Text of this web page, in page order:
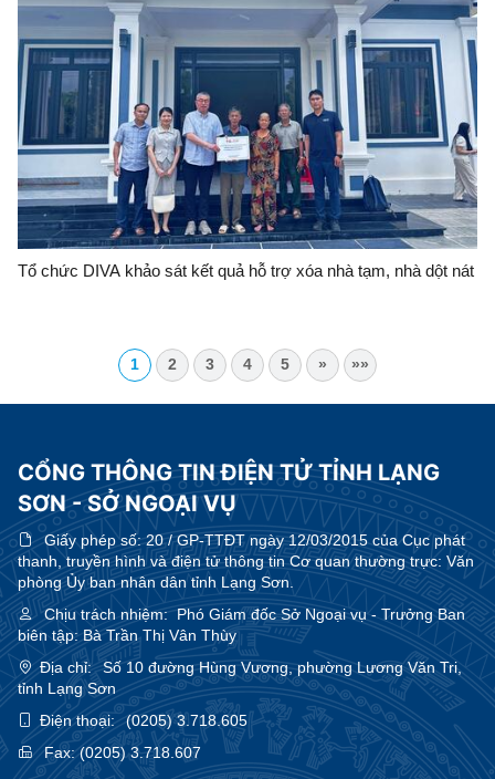
Tổ chức DIVA khảo sát kết quả hỗ trợ xóa nhà tạm, nhà dột nát
1 2 3 4 5 » »»
CỔNG THÔNG TIN ĐIỆN TỬ TỈNH LẠNG
SƠN - SỞ NGOẠI VỤ
Giấy phép số:20 / GP-TTĐT ngày 12/03/2015 của Cục phát
thanh, truyền hình và điện tử thông tin Cơ quan thường trực: Văn
phòng Ủy ban nhân dân tỉnh Lạng Sơn.
Chịu trách nhiệm:Phó Giám đốc Sở Ngoại vụ - Trưởng Ban
biên tập: Bà Trần Thị Vân Thùy
Địa chỉ:
Số 10 đường Hùng Vương, phường Lương Văn Tri,
tỉnh Lạng Sơn
Điện thoại:
(0205) 3.718.605
Fax:(0205) 3.718.607